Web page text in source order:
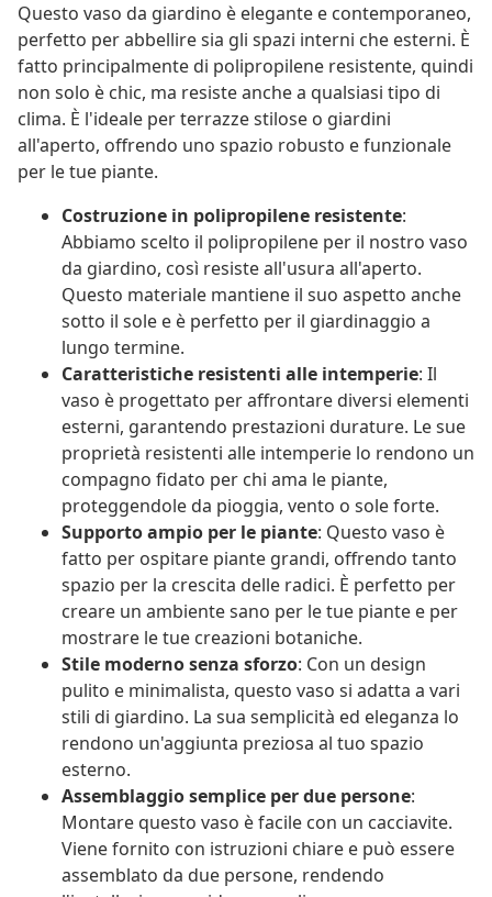
Questo vaso da giardino è elegante e contemporaneo,
perfetto per abbellire sia gli spazi interni che esterni. È
fatto principalmente di polipropilene resistente, quindi
non solo è chic, ma resiste anche a qualsiasi tipo di
clima. È l'ideale per terrazze stilose o giardini
all'aperto, offrendo uno spazio robusto e funzionale
per le tue piante.
Costruzione in polipropilene resistente:
Abbiamo scelto il polipropilene per il nostro vaso
da giardino, così resiste all'usura all'aperto.
Questo materiale mantiene il suo aspetto anche
sotto il sole e è perfetto per il giardinaggio a
lungo termine.
Caratteristiche resistenti alle intemperie: Il
vaso è progettato per affrontare diversi elementi
esterni, garantendo prestazioni durature. Le sue
proprietà resistenti alle intemperie lo rendono un
compagno fidato per chi ama le piante,
proteggendole da pioggia, vento o sole forte.
Supporto ampio per le piante: Questo vaso è
fatto per ospitare piante grandi, offrendo tanto
spazio per la crescita delle radici. È perfetto per
creare un ambiente sano per le tue piante e per
mostrare le tue creazioni botaniche.
Stile moderno senza sforzo: Con un design
pulito e minimalista, questo vaso si adatta a vari
stili di giardino. La sua semplicità ed eleganza lo
rendono un'aggiunta preziosa al tuo spazio
esterno.
Assemblaggio semplice per due persone:
Montare questo vaso è facile con un cacciavite.
Viene fornito con istruzioni chiare e può essere
assemblato da due persone, rendendo